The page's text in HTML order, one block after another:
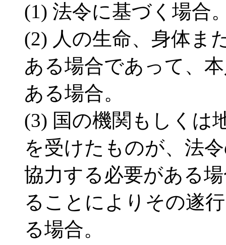
(1) 法令に基づく場合
(2) 人の生命、身体ま
ある場合であって、
ある場合。
(3) 国の機関もしくは
を受けたものが、法
協力する必要がある
ることによりその遂
る場合。